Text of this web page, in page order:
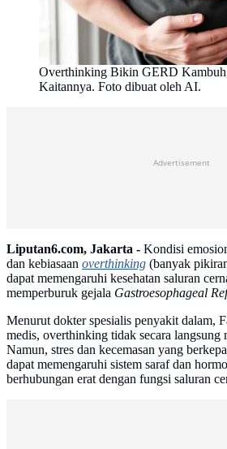
Overthinking Bikin GERD
Kaitannya. Foto dibuat oleh AI.
Advertisement
Liputan6.com, Jakarta - Kondisi
dan kebiasaan overthinking (banyak
dapat memengaruhi kesehatan saluran
memperburuk gejala Gastroesophageal
Menurut dokter spesialis penyakit dalam,
medis, overthinking tidak secara langsung
Namun, stres dan kecemasan yang
dapat memengaruhi sistem saraf dan
berhubungan erat dengan fungsi saluran